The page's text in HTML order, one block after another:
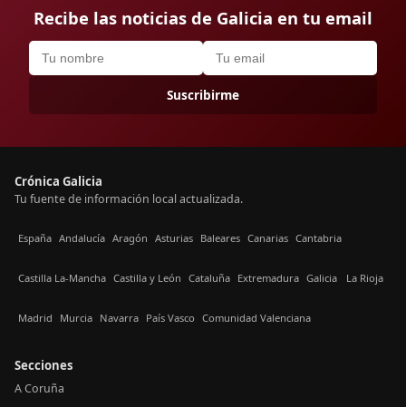
Recibe las noticias de Galicia en tu email
Suscribirme
Crónica Galicia
Tu fuente de información local actualizada.
España Andalucía Aragón Asturias Baleares Canarias Cantabria
Castilla La-Mancha Castilla y León Cataluña Extremadura Galicia La Rioja
Madrid Murcia Navarra País Vasco Comunidad Valenciana
Secciones
A Coruña